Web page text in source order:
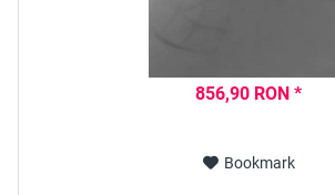
856,90 RON *
Bookmark